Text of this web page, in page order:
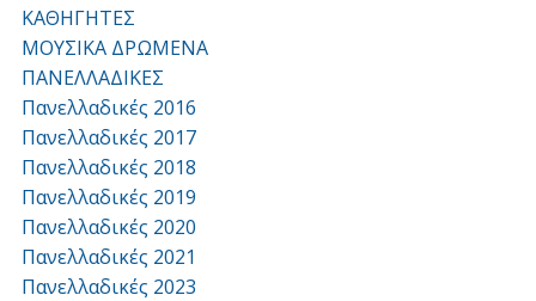
ΚΑΘΗΓΗΤΕΣ
ΜΟΥΣΙΚΑ ΔΡΩΜΕΝΑ
ΠΑΝΕΛΛΑΔΙΚΕΣ
Πανελλαδικές 2016
Πανελλαδικές 2017
Πανελλαδικές 2018
Πανελλαδικές 2019
Πανελλαδικές 2020
Πανελλαδικές 2021
Πανελλαδικές 2023